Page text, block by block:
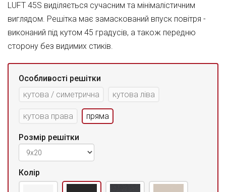
LUFT 45S виділяється сучасним та мінімалістичним
виглядом. Решітка має замаскований впуск повітря -
виконаний під кутом 45 градусів, а також передню
сторону без видимих стиків.
Особливості решітки
кутова / симетрична
кутова ліва
кутова права пряма
Розмір решітки
Колір